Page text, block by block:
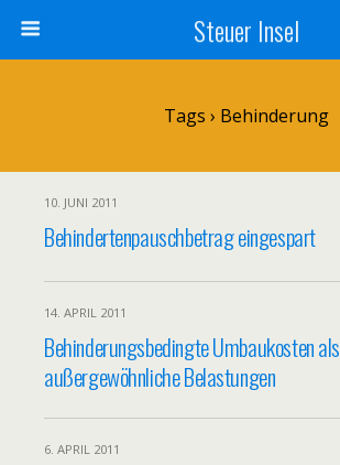
Steuer Insel
Tags › Behinderung
10. JUNI 2011
Behindertenpauschbetrag eingespart
14. APRIL 2011
Behinderungsbedingte Umbaukosten als
außergewöhnliche Belastungen
6. APRIL 2011